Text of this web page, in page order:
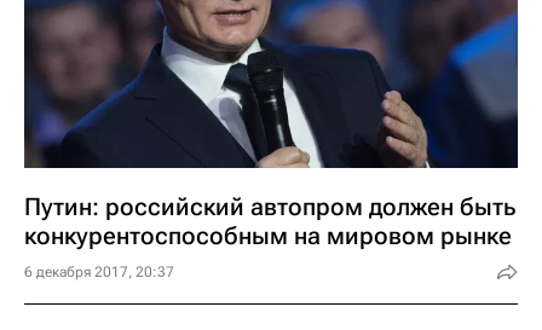
Путин: российский автопром должен быть
конкурентоспособным на мировом рынке
6 декабря 2017, 20:37